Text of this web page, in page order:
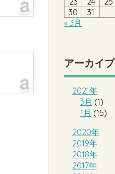
30
31
« 3月
アーカイブ
2021年
3月 (1)
1月 (15)
2020年
2019年
2018年
2017年